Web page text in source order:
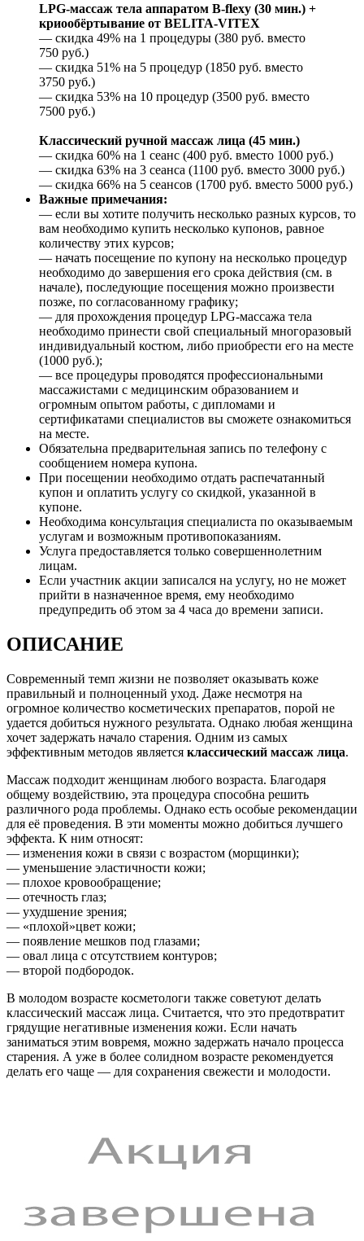
LPG-массаж тела аппаратом B-flexy (30 мин.) +
криообёртывание от BELITA-VITEX
— скидка 49% на 1 процедуры (380 руб. вместо
750 руб.)
— скидка 51% на 5 процедур (1850 руб. вместо
3750 руб.)
— скидка 53% на 10 процедур (3500 руб. вместо
7500 руб.)
Классический ручной массаж лица (45 мин.)
— скидка 60% на 1 сеанс (400 руб. вместо 1000 руб.)
— скидка 63% на 3 сеанса (1100 руб. вместо 3000 руб.)
— скидка 66% на 5 сеансов (1700 руб. вместо 5000 руб.)
Важные примечания:
— если вы хотите получить несколько разных курсов, то
вам необходимо купить несколько купонов, равное
количеству этих курсов;
— начать посещение по купону на несколько процедур
необходимо до завершения его срока действия (см. в
начале), последующие посещения можно произвести
позже, по согласованному графику;
— для прохождения процедур LPG-массажа тела
необходимо принести свой специальный многоразовый
индивидуальный костюм, либо приобрести его на месте
(1000 руб.);
— все процедуры проводятся профессиональными
массажистами с медицинским образованием и
огромным опытом работы, с дипломами и
сертификатами специалистов вы сможете ознакомиться
на месте.
Обязательна предварительная запись по телефону с
сообщением номера купона.
При посещении необходимо отдать распечатанный
купон и оплатить услугу со скидкой, указанной в
купоне.
Необходима консультация специалиста по оказываемым
услугам и возможным противопоказаниям.
Услуга предоставляется только совершеннолетним
лицам.
Если участник акции записался на услугу, но не может
прийти в назначенное время, ему необходимо
предупредить об этом за 4 часа до времени записи.
ОПИСАНИЕ
Современный темп жизни не позволяет оказывать коже
правильный и полноценный уход. Даже несмотря на
огромное количество косметических препаратов, порой не
удается добиться нужного результата. Однако любая женщина
хочет задержать начало старения. Одним из самых
эффективным методов является классический массаж лица.
Массаж подходит женщинам любого возраста. Благодаря
общему воздействию, эта процедура способна решить
различного рода проблемы. Однако есть особые рекомендации
для её проведения. В эти моменты можно добиться лучшего
эффекта. К ним относят:
— изменения кожи в связи с возрастом (морщинки);
— уменьшение эластичности кожи;
— плохое кровообращение;
— отечность глаз;
— ухудшение зрения;
— «плохой»цвет кожи;
— появление мешков под глазами;
— овал лица с отсутствием контуров;
— второй подбородок.
В молодом возрасте косметологи также советуют делать
классический массаж лица. Считается, что это предотвратит
грядущие негативные изменения кожи. Если начать
заниматься этим вовремя, можно задержать начало процесса
старения. А уже в более солидном возрасте рекомендуется
делать его чаще — для сохранения свежести и молодости.